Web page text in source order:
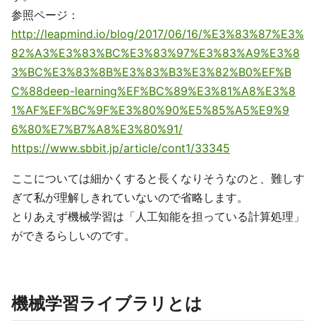
参照ページ：
http://leapmind.io/blog/2017/06/16/%E3%83%87%E3%
82%A3%E3%83%BC%E3%83%97%E3%83%A9%E3%8
3%BC%E3%83%8B%E3%83%B3%E3%82%B0%EF%B
C%88deep-learning%EF%BC%89%E3%81%A8%E3%8
1%AF%EF%BC%9F%E3%80%90%E5%85%A5%E9%9
6%80%E7%B7%A8%E3%80%91/
https://www.sbbit.jp/article/cont1/33345
ここについては細かくすると長くなりそうなのと、難しす
ぎて私が理解しきれていないので省略します。
とりあえず機械学習は「人工知能を担っている計算処理」
ができるらしいのです。
機械学習ライブラリとは